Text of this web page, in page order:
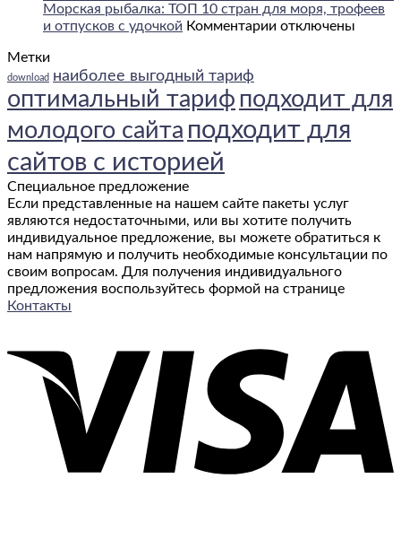
на
вашем
особенности
работы
приемов
для
факторов
сайта
Морская рыбалка: ТОП 10 стран для моря, трофеев
и отпусков с удочкой Комментарии к
ТОП
10
стран
для
отпусков
с
удочкой
отключены
Метки
download наиболее выгодный тариф
оптимальный тариф подходит для
молодого сайта подходит для
сайтов с историей
Специальное предложение
Если представленные на нашем сайте пакеты услуг
являются недостаточными, или вы хотите получить
индивидуальное предложение, вы можете обратиться к
нам напрямую и получить необходимые консультации по
своим вопросам. Для получения индивидуального
предложения воспользуйтесь формой на странице
Контакты